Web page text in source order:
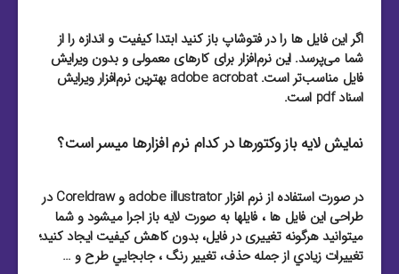
اگر این فایل ها را در فتوشاپ باز کنید ابتدا کیفیت و اندازه را از
شما می‌پرسد. این نرم‌افزار برای کارهای معمولی و بدون ویرایش
فایل مناسب‌تر است. adobe acrobat بهترین نرم‌افزار ویرایش
اسناد pdf است.
نمایش لایه باز وکتورها در کدام نرم افزارها میسر است؟
در صورت استفاده از نرم افزار adobe illustrator و Coreldraw در
طراحی این فایل ها ، فایلها به صورت لایه باز اجرا میشود و شما
میتوانید هرگونه تغییری در فایل، بدون کاهش کیفیت ایجاد کنید؛
تغييرات زيادي از جمله حذف، تغيير رنگ ، جابجايي طرح و …